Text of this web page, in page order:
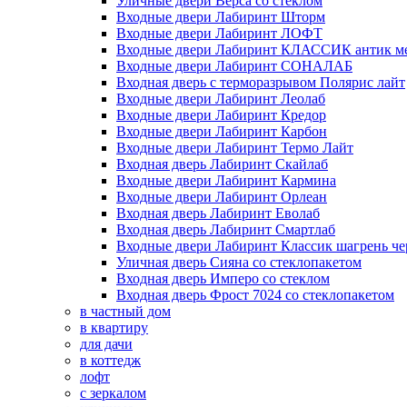
Входные двери Лабиринт Шторм
Входные двери Лабиринт ЛОФТ
Входные двери Лабиринт КЛАССИК антик
Входные двери Лабиринт СОНАЛАБ
Входная дверь с терморазрывом Полярис лайт
Входные двери Лабиринт Леолаб
Входные двери Лабиринт Кредор
Входные двери Лабиринт Карбон
Входные двери Лабиринт Термо Лайт
Входная дверь Лабиринт Скайлаб
Входные двери Лабиринт Кармина
Входные двери Лабиринт Орлеан
Входная дверь Лабиринт Еволаб
Входная дверь Лабиринт Смартлаб
Входные двери Лабиринт Классик шагрень
Уличная дверь Сияна со стеклопакетом
Входная дверь Имперо со стеклом
Входная дверь Фрост 7024 со стеклопакетом
в частный дом
в квартиру
для дачи
в коттедж
лофт
с зеркалом